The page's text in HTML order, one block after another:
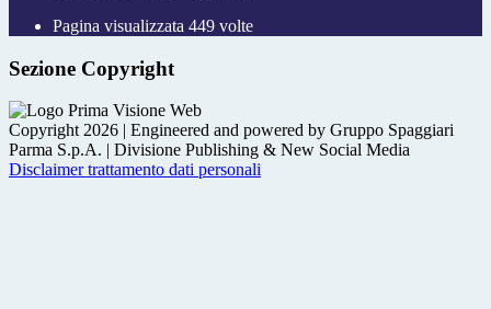
Pagina visualizzata 449 volte
Sezione Copyright
Copyright 2026 | Engineered and powered by Gruppo Spaggiari
Parma S.p.A. | Divisione Publishing & New Social Media
Disclaimer trattamento dati personali